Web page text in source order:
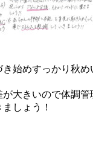
始めすっかり秋
大きいので体調管
しょう！